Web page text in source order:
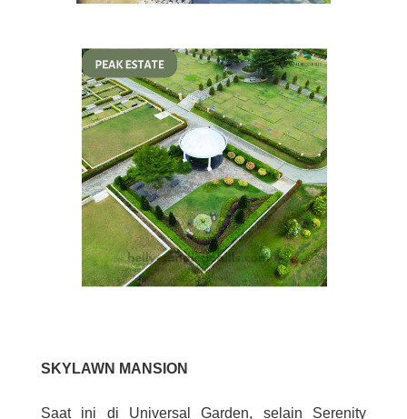
SKYLAWN MANSION
Saat ini di Universal Garden, selain Serenity